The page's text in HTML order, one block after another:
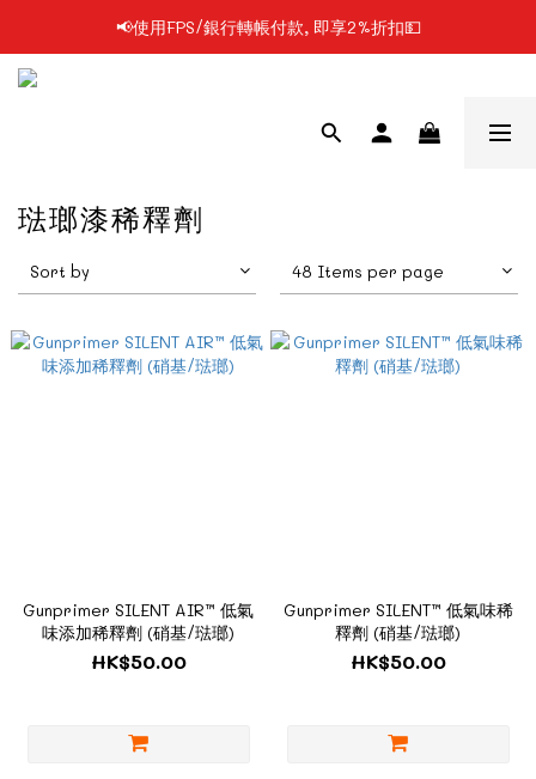
📢凡購物滿$199 順豐自提點免運費📦📦
📢使用FPS/銀行轉帳付款, 即享2%折扣💵
琺瑯漆稀釋劑
Sort by 48 Items per page
Gunprimer SILENT AIR™ 低氣
味添加稀釋劑 (硝基/琺瑯)
HK$50.00
Gunprimer SILENT™ 低氣味稀
釋劑 (硝基/琺瑯)
HK$50.00